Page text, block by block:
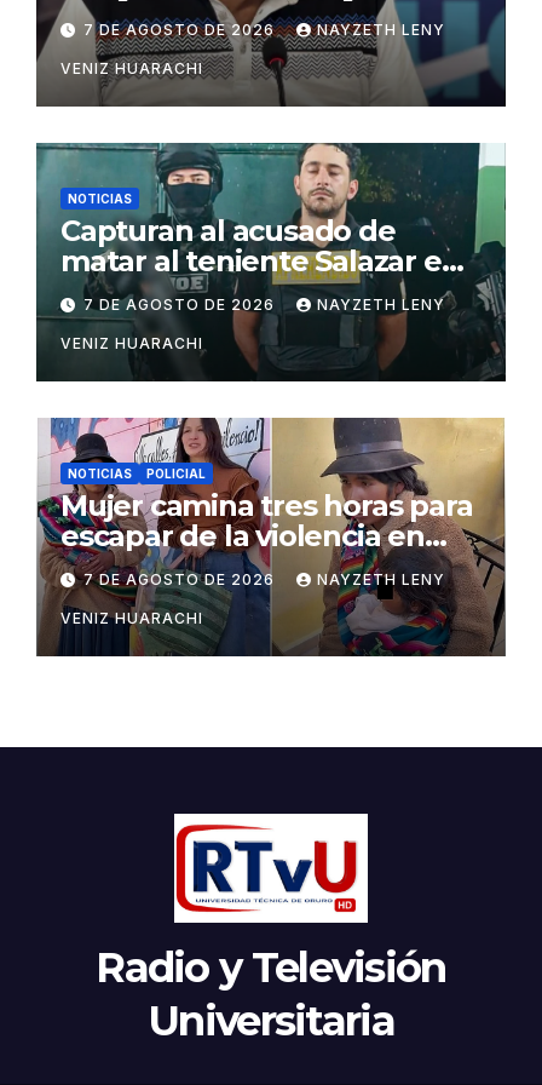
7 DE AGOSTO DE 2026 NAYZETH LENY
VENIZ HUARACHI
NOTICIAS
Capturan al acusado de
matar al teniente Salazar en
San Matías
7 DE AGOSTO DE 2026 NAYZETH LENY
VENIZ HUARACHI
NOTICIAS POLICIAL
Mujer camina tres horas para
escapar de la violencia en
Potosí
7 DE AGOSTO DE 2026 NAYZETH LENY
VENIZ HUARACHI
Radio y Televisión
Universitaria